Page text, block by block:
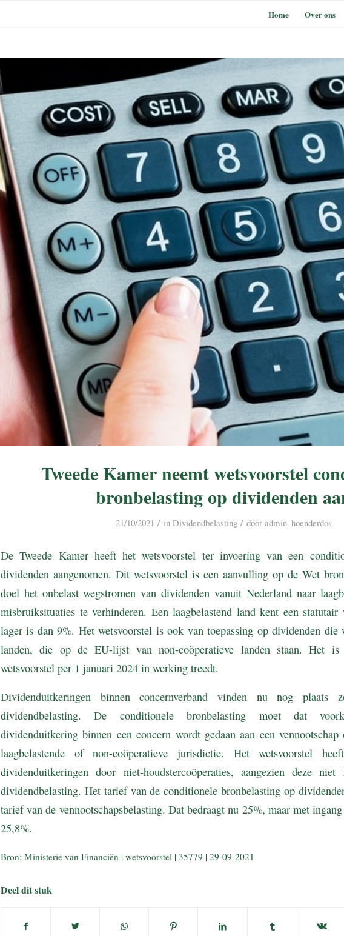
Home Over ons
Tweede Kamer neemt wetsvoorstel
bronbelasting op dividenden
21/10/2021 / in Dividendbelasting / door admin_hoenderdos
De Tweede Kamer heeft het wetsvoorstel ter invoering van een
dividenden aangenomen. Dit wetsvoorstel is een aanvulling op de Wet
doel het onbelast wegstromen van dividenden vanuit Nederland naar
misbruiksituaties te verhinderen. Een laagbelastend land kent een
lager is dan 9%. Het wetsvoorstel is ook van toepassing op dividenden die
landen, die op de EU-lijst van non-coöperatieve landen staan. Het
wetsvoorstel per 1 januari 2024 in werking treedt.
Dividenduitkeringen binnen concernverband vinden nu nog plaats
dividendbelasting. De conditionele bronbelasting moet dat
dividenduitkering binnen een concern wordt gedaan aan een
laagbelastende of non-coöperatieve jurisdictie. Het wetsvoorstel
dividenduitkeringen door niet-houdstercoöperaties, aangezien deze
dividendbelasting. Het tarief van de conditionele bronbelasting op
tarief van de vennootschapsbelasting. Dat bedraagt nu 25%, maar met
25,8%.
Bron: Ministerie van Financiën | wetsvoorstel | 35779 | 29-09-2021
Deel dit stuk